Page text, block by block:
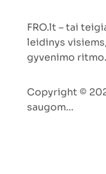
FRO.lt – tai
leidinys
gyvenimo ritmo.
Copyright ©
saugom…